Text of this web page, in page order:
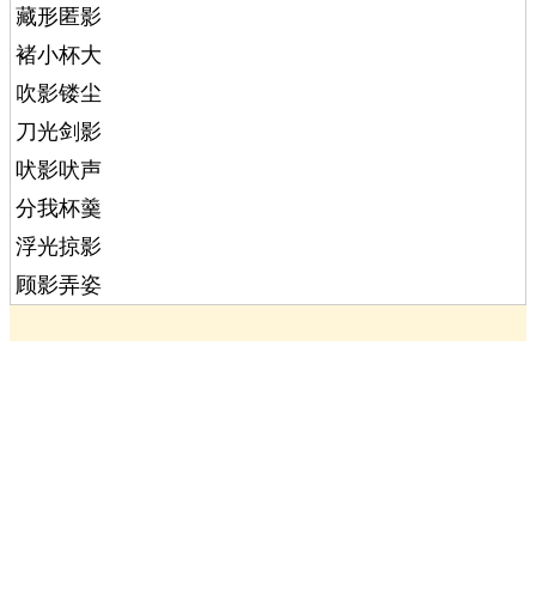
藏形匿影
褚小杯大
吹影镂尘
刀光剑影
吠影吠声
分我杯羹
浮光掠影
顾影弄姿